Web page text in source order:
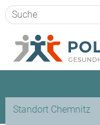
Suchbegriffe
Standort Chemnitz